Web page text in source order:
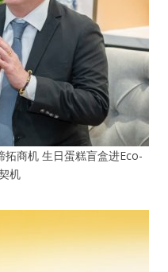
商机 生日蛋糕盲盒进Eco-
机